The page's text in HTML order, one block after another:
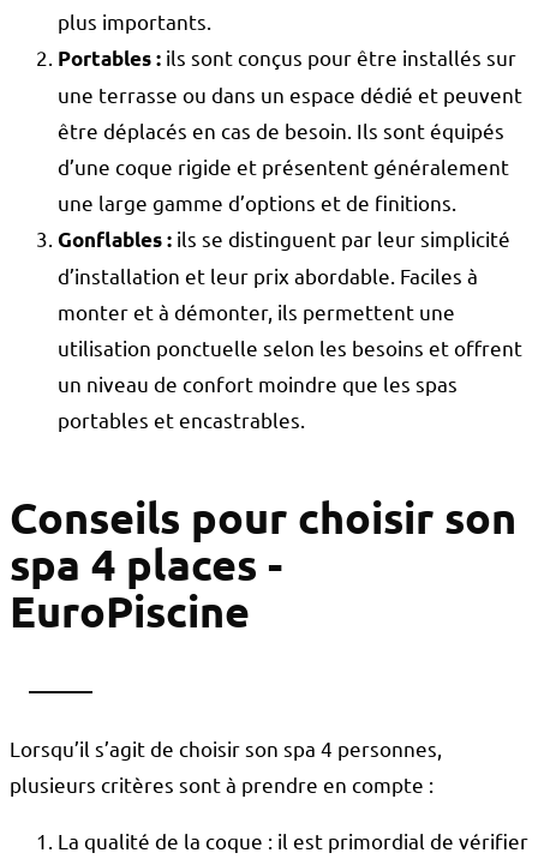
plus importants.
Portables : ils sont conçus pour être installés sur
une terrasse ou dans un espace dédié et peuvent
être déplacés en cas de besoin. Ils sont équipés
d’une coque rigide et présentent généralement
une large gamme d’options et de finitions.
Gonflables : ils se distinguent par leur simplicité
d’installation et leur prix abordable. Faciles à
monter et à démonter, ils permettent une
utilisation ponctuelle selon les besoins et offrent
un niveau de confort moindre que les spas
portables et encastrables.
Conseils pour choisir son
spa 4 places -
EuroPiscine
Lorsqu’il s’agit de choisir son spa 4 personnes,
plusieurs critères sont à prendre en compte :
La qualité de la coque : il est primordial de vérifier